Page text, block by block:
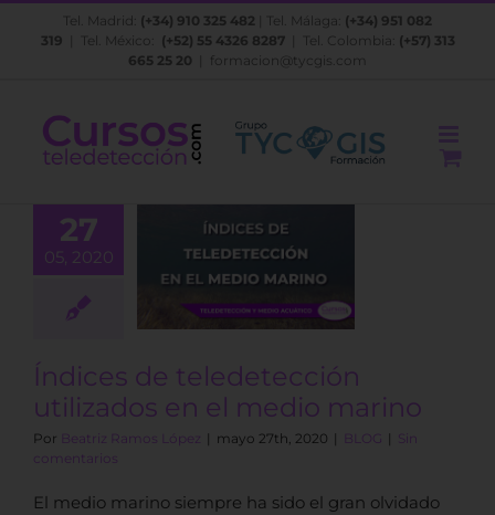
Saltar
Tel. Madrid: (+34) 910 325 482 | Tel. Málaga: (+34) 951 082
319 | Tel. México: (+52) 55 4326 8287| Tel. Colombia: (+57) 313
665 25 20
formacion@tycgis.com
27
05, 2020
de
en el
marino
Índices de teledetección
utilizados en el medio marino
Por Beatriz Ramos López | mayo 27th, 2020 | BLOG | Sin
comentarios
El medio marino siempre ha sido el gran olvidado